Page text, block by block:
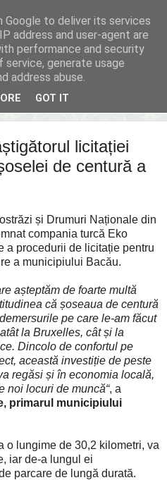
ta...
licitației
de centură a
și Drumuri Naționale din
compania turcă Eko
a procedurii de licitație pentru
a municipiului Bacău.
așteptăm de foarte multă
că șoseaua de centură
pe care le-am făcut
la Bruxelles, cât și la
Dincolo de confortul pe
această investiție de peste
regăsi și în economia locală,
noi locuri de muncă“, a
primarul municipiului
o lungime de 30,2 kilometri, va
iar de-a lungul ei
parcare de lungă durată.
Google to deliver its services
address and user-agent are
performance and security
generate usage
address abuse.
GOT IT